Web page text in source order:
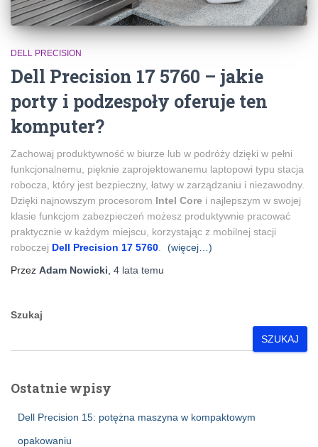
DELL PRECISION
Dell Precision 17 5760 – jakie
porty i podzespoły oferuje ten
komputer?
Zachowaj produktywność w biurze lub w podróży dzięki w pełni
funkcjonalnemu, pięknie zaprojektowanemu laptopowi typu stacja
robocza, który jest bezpieczny, łatwy w zarządzaniu i niezawodny.
Dzięki najnowszym procesorom Intel Core i najlepszym w swojej
klasie funkcjom zabezpieczeń możesz produktywnie pracować
praktycznie w każdym miejscu, korzystając z mobilnej stacji
roboczej Dell Precision 17 5760
(więcej…)
Przez Adam Nowicki 4 lata temu
Szukaj
SZUKAJ
Ostatnie wpisy
Dell Precision 15: potężna maszyna w kompaktowym
opakowaniu